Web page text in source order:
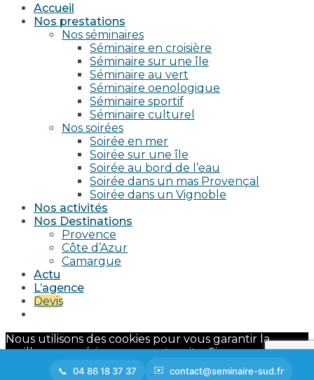
Accueil
Nos prestations
Nos séminaires
Séminaire en croisière
Séminaire sur une île
Séminaire au vert
Séminaire oenologique
Séminaire sportif
Séminaire culturel
Nos soirées
Soirée en mer
Soirée sur une île
Soirée au bord de l’eau
Soirée dans un mas Provençal
Soirée dans un Vignoble
Nos activités
Nos Destinations
Provence
Côte d’Azur
Camargue
Actu
L’agence
Devis
04 86 18 37 37 contact@seminaire-sud.fr
Nous utilisons des cookies pour vous garantir la
meilleure expérience sur notre site. Si vous continuez
à utiliser ce dernier, nous considérerons que vous